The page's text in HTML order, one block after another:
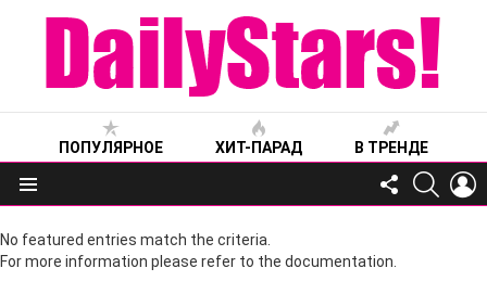
ПОПУЛЯРНОЕ ХИТ-ПАРАД В ТРЕНДЕ
Меню
FOLLOW
US
No featured entries match the criteria.
For more information please refer to the documentation.